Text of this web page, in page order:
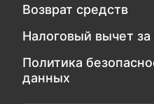
Возврат средств
Налоговый вычет
Политика
данных